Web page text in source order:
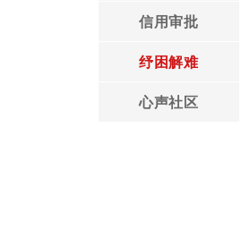
信用审批
纾困解难
心声社区